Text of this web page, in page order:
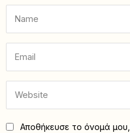
Αποθήκευσε το όνομά